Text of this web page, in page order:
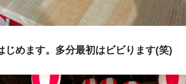
めます。多分最初はビビります(笑)